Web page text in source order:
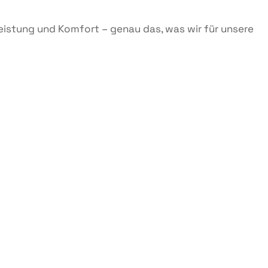
und Komfort – genau das, was wir für unsere